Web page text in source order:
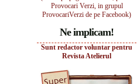
Provocari Verzi, in grupul
ProvocariVerzi de pe Facebook)
Ne implicam!
Sunt redactor voluntar pentru
Revista Atelierul